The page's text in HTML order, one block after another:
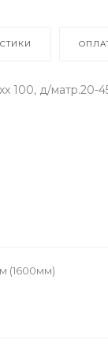
100, д/матр.20-
(1600мм)